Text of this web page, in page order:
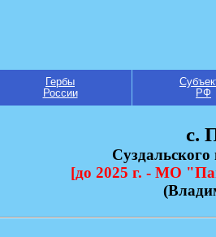
Гербы
России
РФ
с.
[до 2025 г. - МО